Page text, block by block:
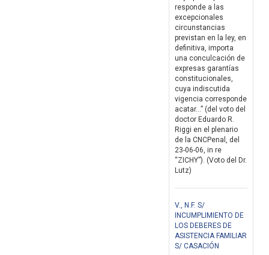
responde a las
excepcionales
circunstancias
previstan en la ley, en
definitiva, importa
una conculcación de
expresas garantías
constitucionales,
cuya indiscutida
vigencia corresponde
acatar...” (del voto del
doctor Eduardo R.
Riggi en el plenario
de la CNCPenal, del
23-06-06, in re
“ZICHY”). (Voto del Dr.
Lutz)
V., N.F. S/
INCUMPLIMIENTO DE
LOS DEBERES DE
ASISTENCIA FAMILIAR
S/ CASACIÓN